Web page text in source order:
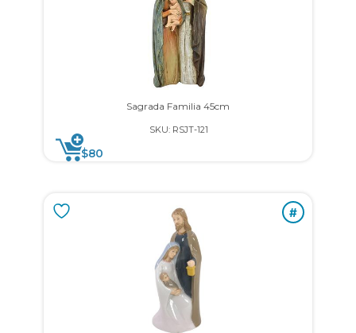
Sagrada Familia 45cm
SKU: RSJT-121
$80
#